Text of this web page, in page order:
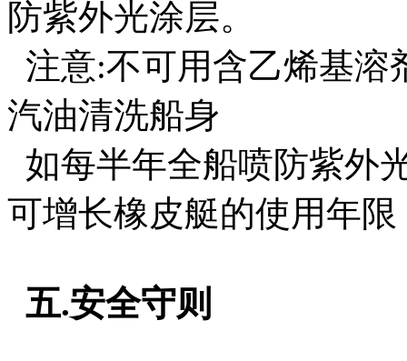
防紫外光涂层。
注意:不可用含乙烯基溶
汽油清洗船身
如每半年全船喷防紫外
可增长橡皮艇的使用年限
五.安全守则